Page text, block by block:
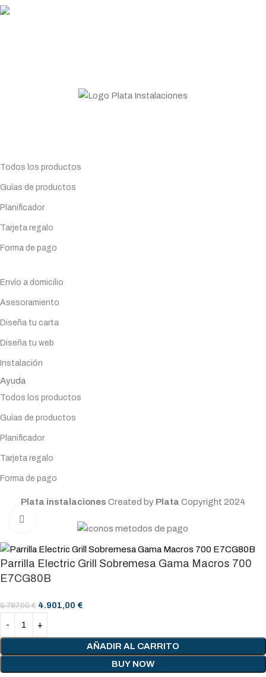
Click to enlarge
Todos los productos
Guías de productos
Planificador
Tarjeta regalo
Forma de pago
Envío a domicilio
Asesoramiento
Diseña tu carta
Diseña tu web
Instalación
Ayuda
Todos los productos
Guías de productos
Planificador
Tarjeta regalo
Forma de pago
Plata instalaciones Created by Plata Copyright 2024
Parrilla Electric Grill Sobremesa Gama Macros 700
E7CG80B
5.787,00€ 4.901,00 €
AÑADIR AL CARRITO
BUY NOW